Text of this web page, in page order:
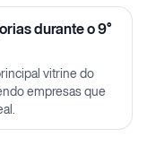
durante o 9°
vitrine do
empresas que